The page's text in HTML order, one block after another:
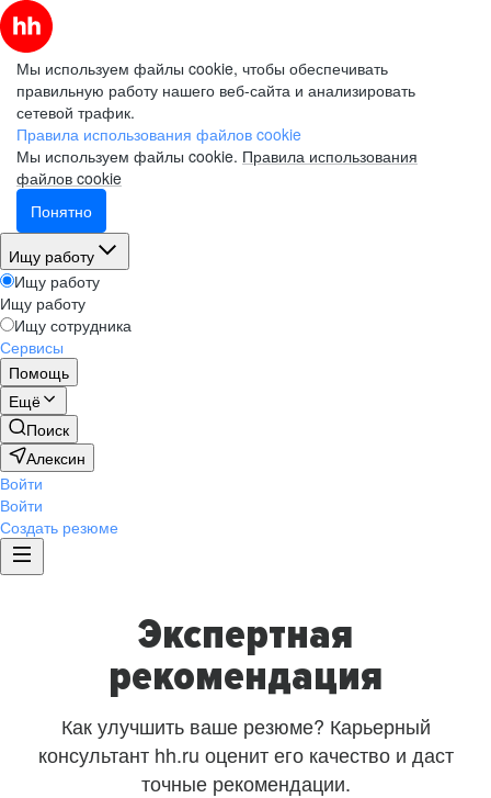
Мы используем файлы cookie, чтобы обеспечивать
правильную работу нашего веб-сайта и анализировать
сетевой трафик.
Правила использования файлов cookie
Мы используем файлы cookie. Правила использования
файлов cookie
Понятно
Ищу работу
Ищу работу
Ищу работу
Ищу сотрудника
Сервисы
Помощь
Ещё
Поиск
Алексин
Войти
Войти
Создать резюме
Экспертная
рекомендация
Как улучшить ваше резюме? Карьерный
консультант hh.ru оценит его качество и даст
точные рекомендации.